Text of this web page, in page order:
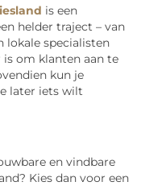
is een
helder traject – van
lokale specialisten
om klanten aan te
kun je
later iets wilt
en vindbare
Kies dan voor een